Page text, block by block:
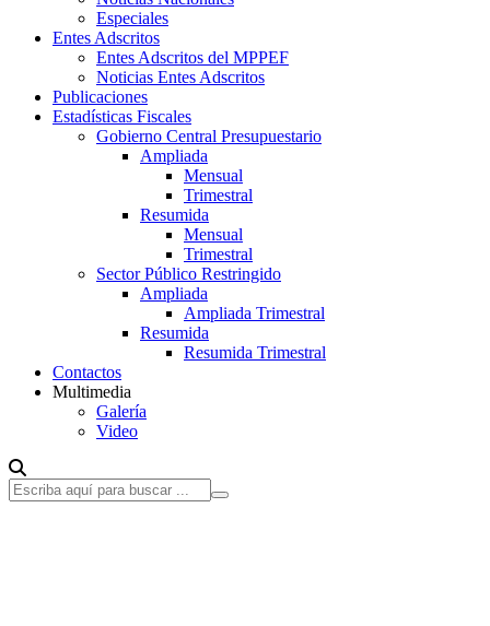
Especiales
Entes Adscritos
Entes Adscritos del MPPEF
Noticias Entes Adscritos
Publicaciones
Estadísticas Fiscales
Gobierno Central Presupuestario
Ampliada
Mensual
Trimestral
Resumida
Mensual
Trimestral
Sector Público Restringido
Ampliada
Ampliada Trimestral
Resumida
Resumida Trimestral
Contactos
Multimedia
Galería
Video